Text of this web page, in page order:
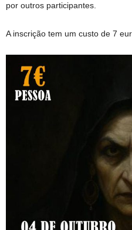
por outros participantes.
A inscrição tem um custo de 7